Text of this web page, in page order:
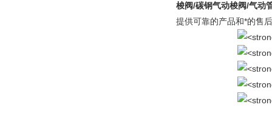
梭阀/碳钢气动梭阀/气动
提供可靠的产品和*的售